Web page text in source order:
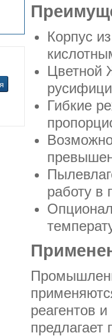
Корпус
Цветной
Гибкие
работу в
реагентов
предлагает